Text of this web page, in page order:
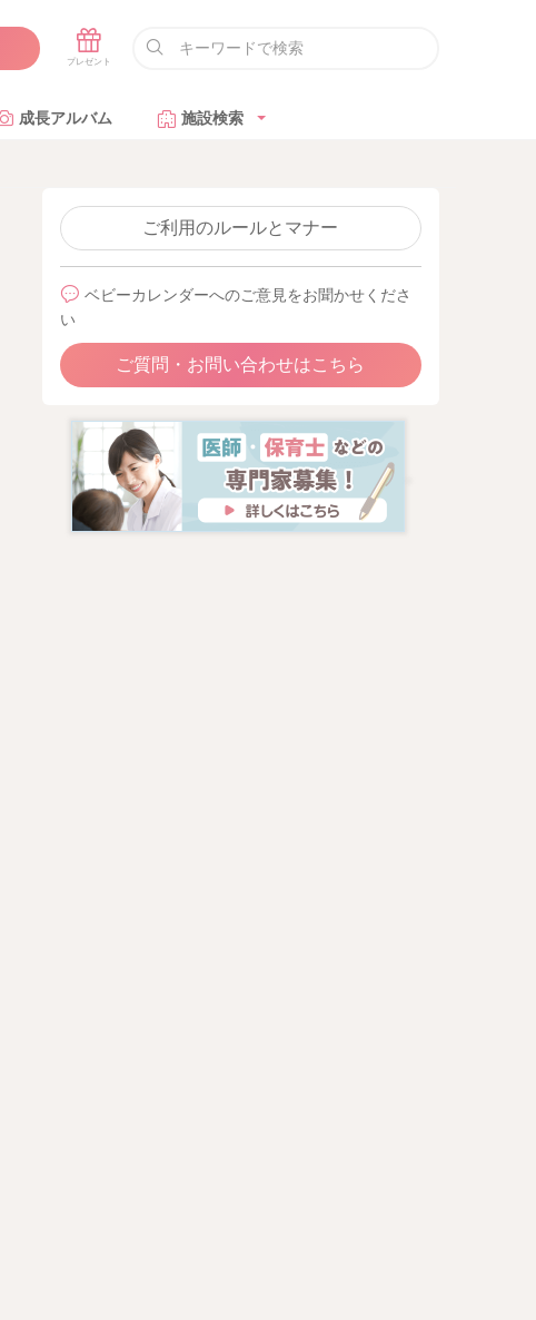
成長アルバム 施設検索
ご利用のルールとマナー
ベビーカレンダーへのご意見をお聞かせくださ
い
ご質問・お問い合わせはこちら